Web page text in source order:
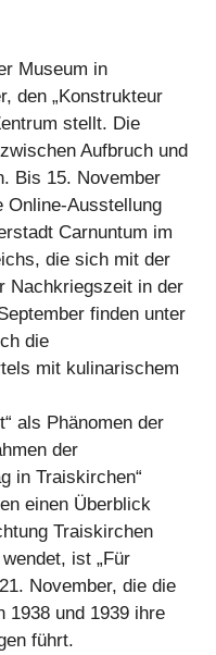
Museum in
den „Konstrukteur
stellt. Die
Aufbruch und
Bis 15. November
Online-Ausstellung
Carnuntum im
die sich mit der
Nachkriegszeit in der
finden unter
die
mit kulinarischem
als Phänomen der
der
in Traiskirchen“
einen Überblick
Traiskirchen
ist „Für
November, die die
1938 und 1939 ihre
führt.